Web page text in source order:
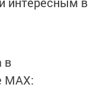
в
MАХ: